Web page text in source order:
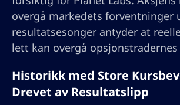
overgå markedets forventninger
resultatsesonger antyder at
lett kan overgå opsjonstradernes
Historikk med Store
Drevet av Resultatslipp